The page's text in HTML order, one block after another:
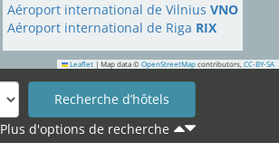
Leaflet | Map data © OpenStreetMap contributors, CC-BY-SA
Aéroport international de Vilnius VNO
Aéroport international de Riga RIX
Plus d'options de recherche